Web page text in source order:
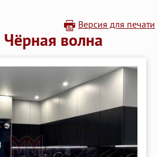
Версия для печати
волна